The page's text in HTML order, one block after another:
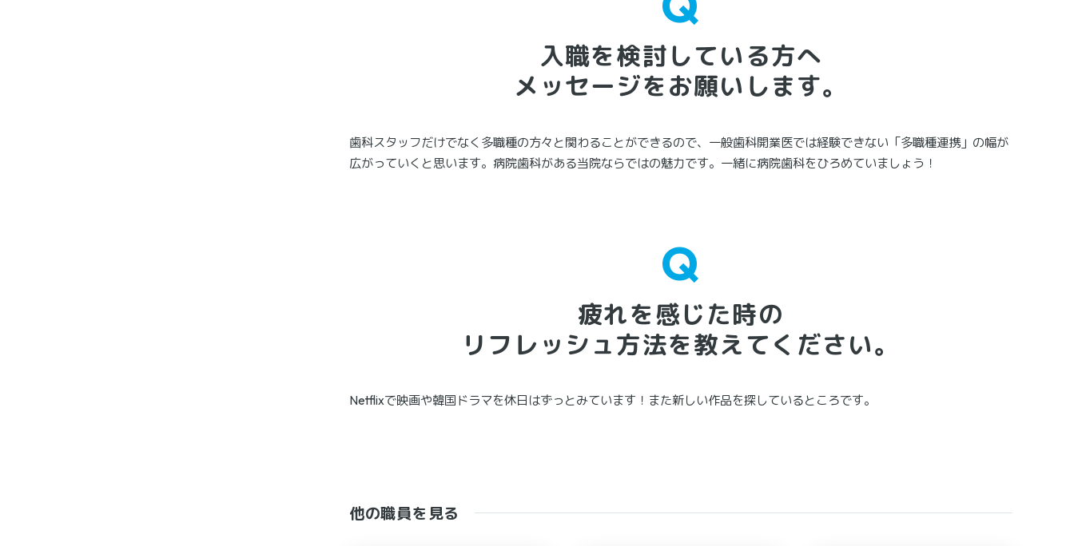
入職を検討している方へ
メッセージをお願いします。
歯科スタッフだけでなく多職種の方々と関わることができるので、一般歯科開業医では経験できない「多職種連携」の幅が
広がっていくと思います。病院歯科がある当院ならではの魅力です。一緒に病院歯科をひろめていましょう！
疲れを感じた時の
リフレッシュ方法を教えてください。
Netflixで映画や韓国ドラマを休日はずっとみています！また新しい作品を探しているところです。
他の職員を見る